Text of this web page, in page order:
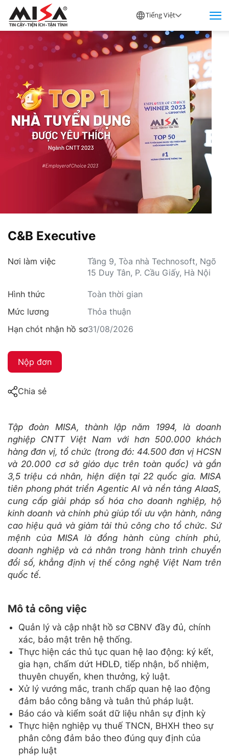
Tiếng Việt
C&B Executive
Nơi làm việc
Tầng 9, Tòa nhà Technosoft, Ngõ
15 Duy Tân, P. Cầu Giấy, Hà Nội
Hình thức
Toàn thời gian
Mức lương
Thỏa thuận
Hạn chót nhận hồ sơ31/08/2026
Nộp đơn
Chia sẻ
Tập đoàn MISA, thành lập năm 1994, là doanh
nghiệp CNTT Việt Nam với hơn 500.000 khách
hàng đơn vị, tổ chức (trong đó: 44.500 đơn vị HCSN
và 20.000 cơ sở giáo dục trên toàn quốc) và gần
3,5 triệu cá nhân, hiện diện tại 22 quốc gia. MISA
tiên phong phát triển Agentic AI và nền tảng AIaaS,
cung cấp giải pháp số hóa cho doanh nghiệp, hộ
kinh doanh và chính phủ giúp tối ưu vận hành, nâng
cao hiệu quả và giảm tải thủ công cho tổ chức. Sứ
mệnh của MISA là đồng hành cùng chính phủ,
doanh nghiệp và cá nhân trong hành trình chuyển
đổi số, khẳng định vị thế công nghệ Việt Nam trên
quốc tế.
Mô tả công việc
Quản lý và cập nhật hồ sơ CBNV đầy đủ, chính
xác, bảo mật trên hệ thống.
Thực hiện các thủ tục quan hệ lao động: ký kết,
gia hạn, chấm dứt HĐLĐ, tiếp nhận, bổ nhiệm,
thuyên chuyển, khen thưởng, kỷ luật.
Xử lý vướng mắc, tranh chấp quan hệ lao động
đảm bảo công bằng và tuân thủ pháp luật.
Báo cáo và kiểm soát dữ liệu nhân sự định kỳ
Thực hiện nghiệp vụ thuế TNCN, BHXH theo sự
phân công đảm bảo theo đúng quy định của
pháp luật